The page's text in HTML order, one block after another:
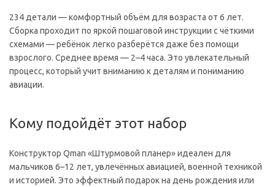
234 детали — комфортный объём для возраста от 6 лет.
Сборка проходит по яркой пошаговой инструкции с чёткими
схемами — ребёнок легко разберётся даже без помощи
взрослого. Среднее время — 2–4 часа. Это увлекательный
процесс, который учит вниманию к деталям и пониманию
авиации.
Кому подойдёт этот набор
Конструктор Qman «Штурмовой планер» идеален для
мальчиков 6–12 лет, увлечённых авиацией, военной техникой
и историей. Это эффектный подарок на день рождения или